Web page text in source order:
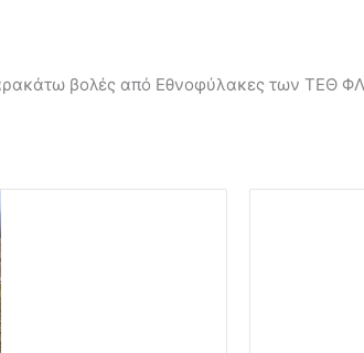
βολές από Εθνοφύλακες των ΤΕΘ